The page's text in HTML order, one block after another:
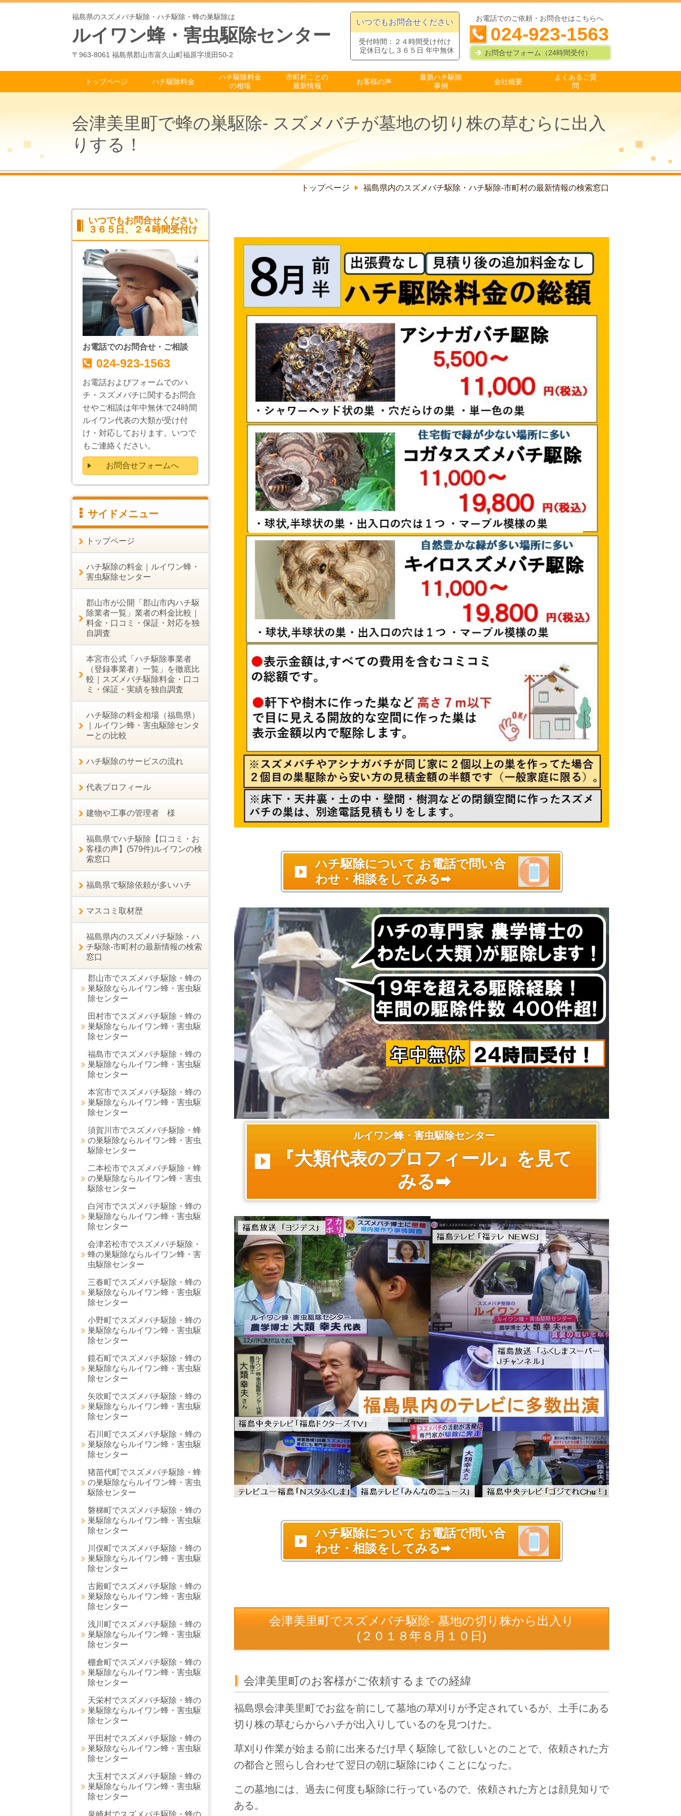
福島県のスズメバチ駆除・ハチ駆除・蜂の巣駆除は
ルイワン蜂・害虫駆除センター
〒963-8061 福島県郡山市富久山町福原字境田50-2
いつでもお問合せください
受付時間：２４時間受け付け
定休日なし３６５日 年中無休
お電話でのご依頼・お問合せはこちらへ
024-923-1563
お問合せフォーム（24時間受付）
トップページ ハチ駆除料金
ハチ駆除料金
の相場
市町村ごとの
最新情報
お客様の声
最新ハチ駆除
事例
会社概要
よくあるご質
問
会津美里町で蜂の巣駆除- スズメバチが墓地の切り株の草むらに出入
りする！
トップページ 福島県内のスズメバチ駆除・ハチ駆除-市町村の最新情報の検索窓口
ハチ駆除について お電話で問い合
わせ・相談をしてみる➡
ルイワン蜂・害虫駆除センター
『大類代表のプロフィール』を見て
みる➡
ハチ駆除について お電話で問い合
わせ・相談をしてみる➡
会津美里町でスズメバチ駆除- 墓地の切り株から出入り
(２０１８年８月１０日)
会津美里町のお客様がご依頼するまでの経緯
福島県会津美里町でお盆を前にして墓地の草刈りが予定されているが、土手にある
切り株の草むらからハチが出入りしているのを見つけた。
草刈り作業が始まる前に出来るだけ早く駆除して欲しいとのことで、依頼された方
の都合と照らし合わせて翌日の朝に駆除にゆくことになった。
この墓地には、過去に何度も駆除に行っているので、依頼された方とは顔見知りで
ある。
いつでもお問合せください
３６５日、２４時間受付け
お電話でのお問合せ・ご相談
024-923-1563
お電話およびフォームでのハ
チ・スズメバチに関するお問合
せやご相談は年中無休で24時間
ルイワン代表の大類が受け付
け・対応しております。いつで
もご連絡ください。
お問合せフォームへ
サイドメニュー
トップページ
ハチ駆除の料金｜ルイワン蜂・
害虫駆除センター
郡山市が公開「郡山市内ハチ駆
除業者一覧」業者の料金比較｜
料金・口コミ・保証・対応を独
自調査
本宮市公式「ハチ駆除事業者
（登録事業者）一覧」を徹底比
較｜スズメバチ駆除料金・口コ
ミ・保証・実績を独自調査
ハチ駆除の料金相場（福島県）
｜ルイワン蜂・害虫駆除センタ
ーとの比較
ハチ駆除のサービスの流れ
代表プロフィール
建物や工事の管理者 様
福島県でハチ駆除【口コミ・お
客様の声】(579件)ルイワンの検
索窓口
福島県で駆除依頼が多いハチ
マスコミ取材歴
福島県内のスズメバチ駆除・ハ
チ駆除-市町村の最新情報の検索
窓口
郡山市でスズメバチ駆除・蜂の
巣駆除ならルイワン蜂・害虫駆
除センター
田村市でスズメバチ駆除・蜂の
巣駆除ならルイワン蜂・害虫駆
除センター
福島市でスズメバチ駆除・蜂の
巣駆除ならルイワン蜂・害虫駆
除センター
本宮市でスズメバチ駆除・蜂の
巣駆除ならルイワン蜂・害虫駆
除センター
須賀川市でスズメバチ駆除・蜂
の巣駆除ならルイワン蜂・害虫
駆除センター
二本松市でスズメバチ駆除・蜂
の巣駆除ならルイワン蜂・害虫
駆除センター
白河市でスズメバチ駆除・蜂の
巣駆除ならルイワン蜂・害虫駆
除センター
会津若松市でスズメバチ駆除・
蜂の巣駆除ならルイワン蜂・害
虫駆除センター
三春町でスズメバチ駆除・蜂の
巣駆除ならルイワン蜂・害虫駆
除センター
小野町でスズメバチ駆除・蜂の
巣駆除ならルイワン蜂・害虫駆
除センター
鏡石町でスズメバチ駆除・蜂の
巣駆除ならルイワン蜂・害虫駆
除センター
矢吹町でスズメバチ駆除・蜂の
巣駆除ならルイワン蜂・害虫駆
除センター
石川町でスズメバチ駆除・蜂の
巣駆除ならルイワン蜂・害虫駆
除センター
猪苗代町でスズメバチ駆除・蜂
の巣駆除ならルイワン蜂・害虫
駆除センター
磐梯町でスズメバチ駆除・蜂の
巣駆除ならルイワン蜂・害虫駆
除センター
川俣町でスズメバチ駆除・蜂の
巣駆除ならルイワン蜂・害虫駆
除センター
古殿町でスズメバチ駆除・蜂の
巣駆除ならルイワン蜂・害虫駆
除センター
浅川町でスズメバチ駆除・蜂の
巣駆除ならルイワン蜂・害虫駆
除センター
棚倉町でスズメバチ駆除・蜂の
巣駆除ならルイワン蜂・害虫駆
除センター
天栄村でスズメバチ駆除・蜂の
巣駆除ならルイワン蜂・害虫駆
除センター
平田村でスズメバチ駆除・蜂の
巣駆除ならルイワン蜂・害虫駆
除センター
大玉村でスズメバチ駆除・蜂の
巣駆除ならルイワン蜂・害虫駆
除センター
泉崎村でスズメバチ駆除・蜂の